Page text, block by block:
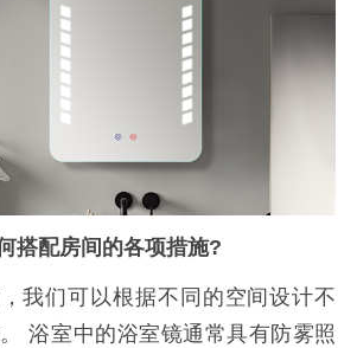
搭配房间的各项措施?
我们可以根据不同的空间设计不
浴室中的浴室镜通常具有防雾照